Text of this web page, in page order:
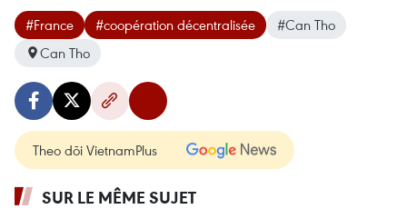
#France #coopération décentralisée
#Can Tho
Can Tho
Theo dõi VietnamPlus
SUR LE MÊME SUJET